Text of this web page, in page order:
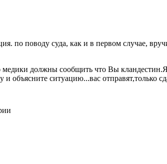
по поводу суда, как и в первом случае,
должны сообщить что Вы
и объясните ситуацию...вас отправят,только